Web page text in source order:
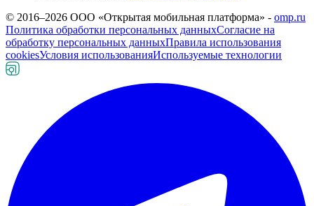
© 2016–2026 ООО «Открытая мобильная платформа» - omp.ru
Политика обработки персональных данныхСогласие на
обработку персональных данныхПравила использования
cookiesУсловия использованияИспользуемые технологии